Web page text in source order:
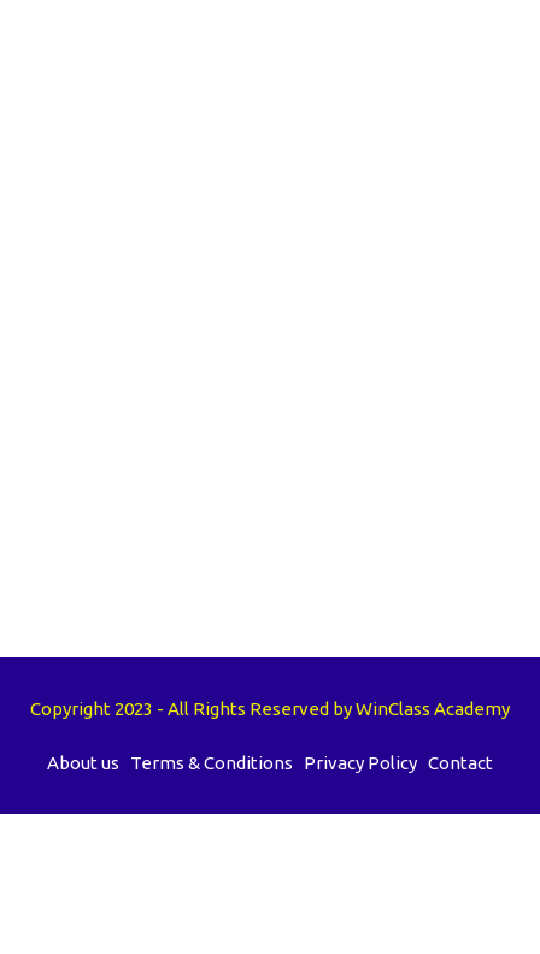
Copyright 2023 - All Rights Reserved by WinClass Academy
About us Terms & Conditions Privacy Policy Contact